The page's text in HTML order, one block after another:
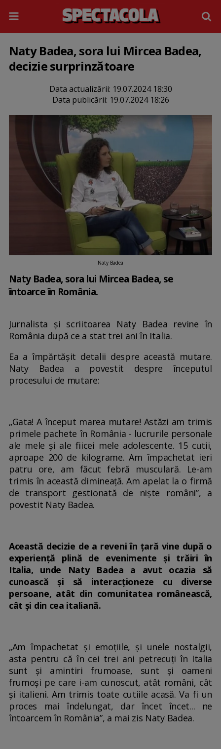
Naty Badea, sora lui Mircea Badea,
decizie surprinzătoare
Data actualizării: 19.07.2024 18:30
Data publicării: 19.07.2024 18:26
Naty Badea
Naty Badea, sora lui Mircea Badea, se
întoarce în România.
Jurnalista și scriitoarea Naty Badea revine în
România după ce a stat trei ani în Italia.
Ea a împărtășit detalii despre această mutare.
Naty Badea a povestit despre începutul
procesului de mutare:
„Gata! A început marea mutare! Astăzi am trimis
primele pachete în România - lucrurile personale
ale mele și ale fiicei mele adolescente. 15 cutii,
aproape 200 de kilograme. Am împachetat ieri
patru ore, am făcut febră musculară. Le-am
trimis în această dimineață. Am apelat la o firmă
de transport gestionată de niște români”, a
povestit Naty Badea.
Această decizie de a reveni în țară vine după o
experiență plină de evenimente și trăiri în
Italia, unde Naty Badea a avut ocazia să
cunoască și să interacționeze cu diverse
persoane, atât din comunitatea românească,
cât și din cea italiană.
„Am împachetat și emoțiile, și unele nostalgii,
asta pentru că în cei trei ani petrecuți în Italia
sunt și amintiri frumoase, sunt și oameni
frumoși pe care i-am cunoscut, atât români, cât
și italieni. Am trimis toate cutiile acasă. Va fi un
proces mai îndelungat, dar încet încet... ne
întoarcem în România”, a mai zis Naty Badea.